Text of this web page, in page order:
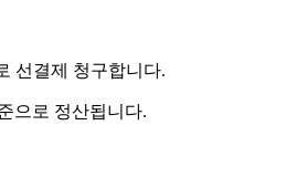
선결제 청구합니다.
으로 정산됩니다.